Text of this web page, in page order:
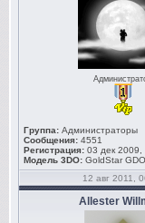
Группа: Администраторы
Сообщения: 4551
Регистрация: 03 дек 2009,
Модель 3DO: GoldStar
12 авг 2011,
Allester